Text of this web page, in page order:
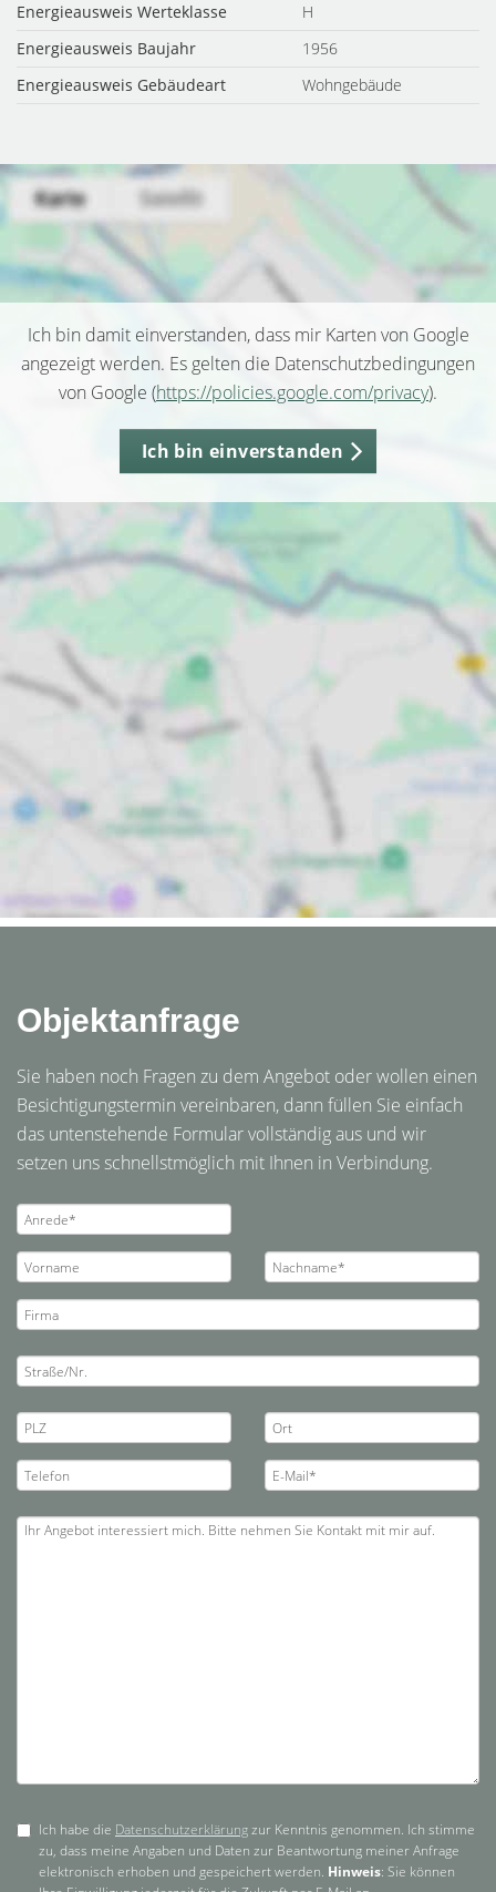
Energieausweis Werteklasse
H
Energieausweis Baujahr
1956
Energieausweis Gebäudeart
Wohngebäude
Ich bin damit einverstanden, dass mir Karten von Google
angezeigt werden. Es gelten die Datenschutzbedingungen
von Google (https://policies.google.com/privacy).
Ich bin einverstanden
Objektanfrage
Sie haben noch Fragen zu dem Angebot oder wollen einen
Besichtigungstermin vereinbaren, dann füllen Sie einfach
das untenstehende Formular vollständig aus und wir
setzen uns schnellstmöglich mit Ihnen in Verbindung.
Ich habe die Datenschutzerklärungzur Kenntnis genommen. Ich stimme
zu, dass meine Angaben und Daten zur Beantwortung meiner Anfrage
elektronisch erhoben und gespeichert werden. Hinweis: Sie können